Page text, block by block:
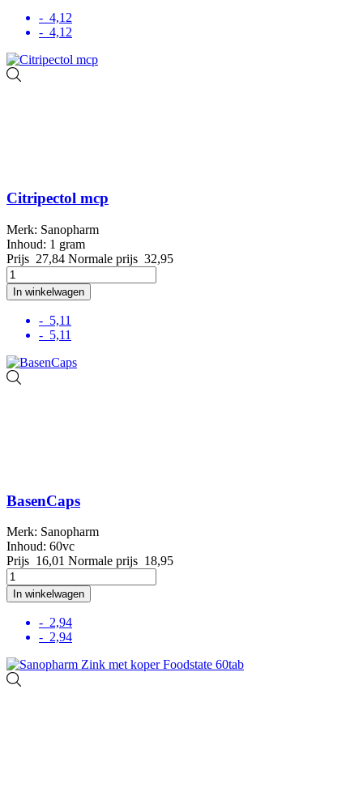
- 4,12
- 4,12
Citripectol mcp
Merk: Sanopharm
Inhoud: 1 gram
Prijs 27,84 Normale prijs 32,95
In winkelwagen
- 5,11
- 5,11
BasenCaps
Merk: Sanopharm
Inhoud: 60vc
Prijs 16,01 Normale prijs 18,95
In winkelwagen
- 2,94
- 2,94